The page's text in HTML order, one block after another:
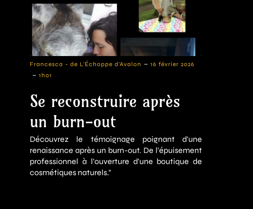
Francesca - de L'Échoppe d'Avalon - 16 février 2026
- 1h01
Se reconstruire après
un burn-out
Découvrez le témoignage poignant d'une
renaissance après un burn-out. De l'épuisement
professionnel à l'ouverture d'une boutique de
cosmétiques naturels."